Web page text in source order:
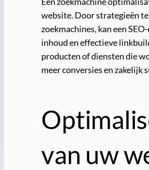
website. Door strategieën
zoekmachines, kan een
inhoud en effectieve
producten of diensten die
meer conversies en zakelijk
van uw